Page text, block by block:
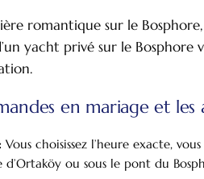
romantique sur le
yacht privé sur le
en mariage et les
Vous choisissez l’heure exacte,
d’Ortaköy ou sous le pont du